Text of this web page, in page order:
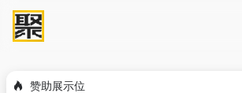
赞助展示位